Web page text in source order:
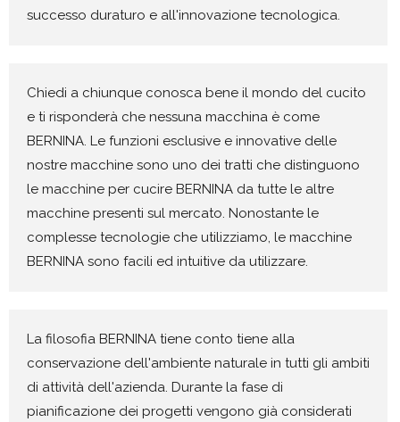
successo duraturo e all'innovazione tecnologica.
Chiedi a chiunque conosca bene il mondo del cucito
e ti risponderà che nessuna macchina è come
BERNINA. Le funzioni esclusive e innovative delle
nostre macchine sono uno dei tratti che distinguono
le macchine per cucire BERNINA da tutte le altre
macchine presenti sul mercato. Nonostante le
complesse tecnologie che utilizziamo, le macchine
BERNINA sono facili ed intuitive da utilizzare.
La filosofia BERNINA tiene conto tiene alla
conservazione dell'ambiente naturale in tutti gli ambiti
di attività dell'azienda. Durante la fase di
pianificazione dei progetti vengono già considerati